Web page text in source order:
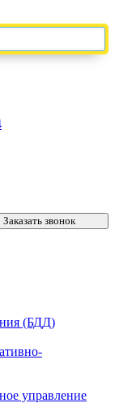
Заказать звонок
(БДД)
управление